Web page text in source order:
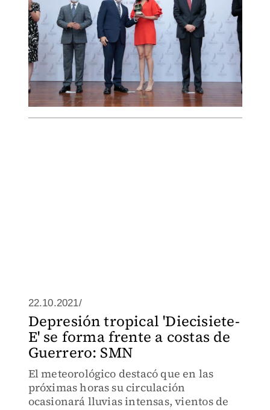
22.10.2021/
Depresión tropical 'Diecisiete-
E' se forma frente a costas de
Guerrero: SMN
El meteorológico destacó que en las
próximas horas su circulación
ocasionará lluvias intensas, vientos de